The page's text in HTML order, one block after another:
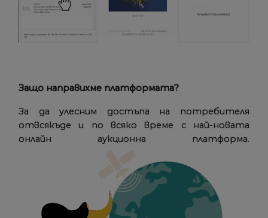
Защо направихме платформата?
За да улесним достъпа на потребителя
отвсякъде и по всяко време с най-новата
онлайн аукционна платформа.